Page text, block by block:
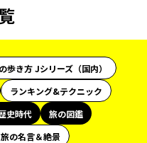
歩き方 Jシリーズ（国内）
ランキング&テクニック
史時代
旅の図鑑
の名言＆絶景